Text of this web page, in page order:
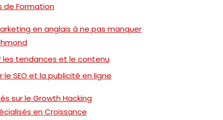
de Formation
en anglais à ne pas manquer
les tendances et le contenu
le SEO et la publicité en ligne
sur le Growth Hacking
en Croissance